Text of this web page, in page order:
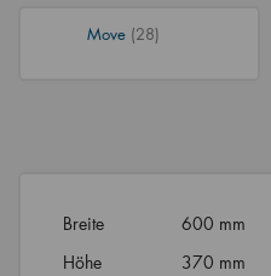
Move (28)
Breite
600 mm
Höhe
370 mm